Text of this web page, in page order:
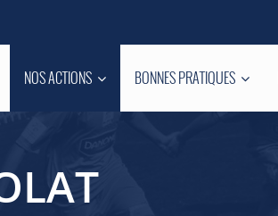
NOS ACTIONS BONNES PRATIQUES